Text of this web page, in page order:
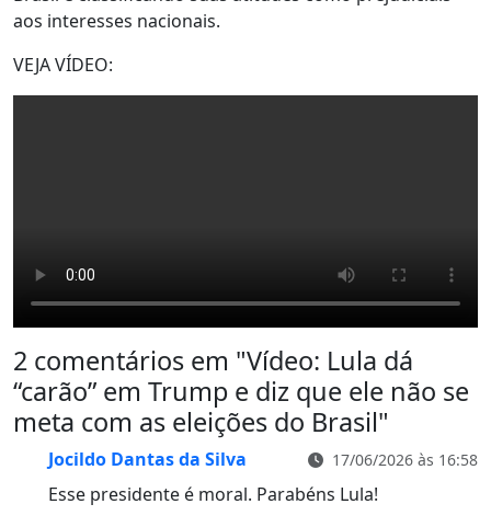
aos interesses nacionais.
VEJA VÍDEO:
2 comentários em "Vídeo: Lula dá
“carão” em Trump e diz que ele não se
meta com as eleições do Brasil"
Jocildo Dantas da Silva 17/06/2026 às 16:58
Esse presidente é moral. Parabéns Lula!